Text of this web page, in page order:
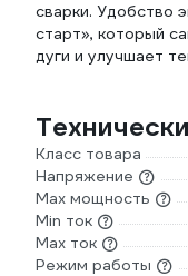
сварки. Удобство
старт», который
дуги и улучшает
Класс товара
Напряжение
Max мощность
Min ток
Max ток
Режим работы